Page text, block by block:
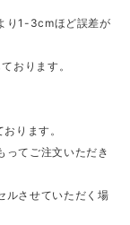
り1-3cmほど誤差が
おります。
ります。
ってご注文いただき
ルさせていただく場